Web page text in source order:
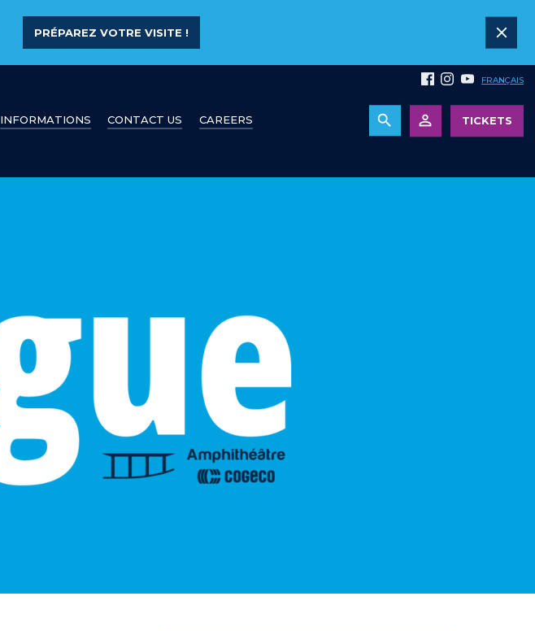
PRÉPAREZ VOTRE VISITE !
INFORMATIONS CONTACT US CAREERS
FRANÇAIS
TICKETS